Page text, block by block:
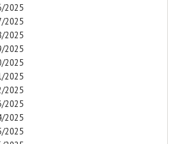
2025
2025
2025
2025
2025
2025
2025
2025
2025
2025